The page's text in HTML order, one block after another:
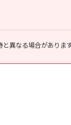
異なる場合がありま